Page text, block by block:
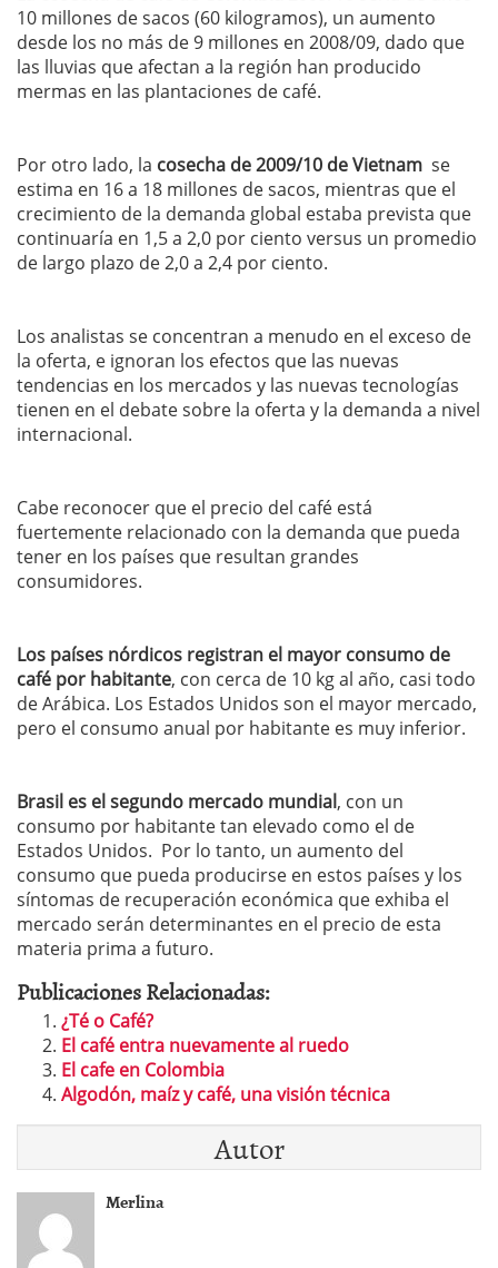
10 millones de sacos (60 kilogramos), un aumento
desde los no más de 9 millones en 2008/09, dado que
las lluvias que afectan a la región han producido
mermas en las plantaciones de café.
Por otro lado, la cosecha de 2009/10 de Vietnam se
estima en 16 a 18 millones de sacos, mientras que el
crecimiento de la demanda global estaba prevista que
continuaría en 1,5 a 2,0 por ciento versus un promedio
de largo plazo de 2,0 a 2,4 por ciento.
Los analistas se concentran a menudo en el exceso de
la oferta, e ignoran los efectos que las nuevas
tendencias en los mercados y las nuevas tecnologías
tienen en el debate sobre la oferta y la demanda a nivel
internacional.
Cabe reconocer que el precio del café está
fuertemente relacionado con la demanda que pueda
tener en los países que resultan grandes
consumidores.
Los países nórdicos registran el mayor consumo de
café por habitante, con cerca de 10 kg al año, casi todo
de Arábica. Los Estados Unidos son el mayor mercado,
pero el consumo anual por habitante es muy infe­rior.
Brasil es el segundo mercado mundial, con un
consumo por habitante tan elevado como el de
Estados Unidos. Por lo tanto, un aumento del
consumo que pueda producirse en estos países y los
síntomas de recuperación económica que exhiba el
mercado serán determinantes en el precio de esta
materia prima a futuro.
Publicaciones Relacionadas:
¿Té o Café?
El café entra nuevamente al ruedo
El cafe en Colombia
Algodón, maíz y café, una visión técnica
Autor
Merlina